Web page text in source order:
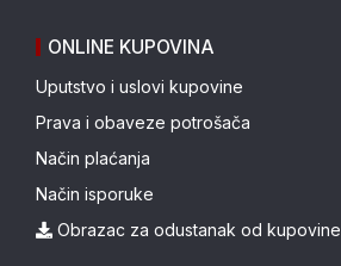
ONLINE KUPOVINA
Uputstvo i uslovi kupovine
Prava i obaveze potrošača
Način plaćanja
Način isporuke
Obrazac za odustanak od kupovine